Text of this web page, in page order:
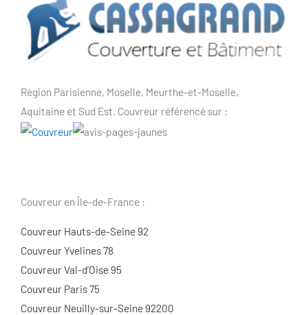
Région Parisienne, Moselle, Meurthe-et-Moselle,
Aquitaine et Sud Est. Couvreur référencé sur :
Couvreur en Île-de-France :
Couvreur Hauts-de-Seine 92
Couvreur Yvelines 78
Couvreur Val-d’Oise 95
Couvreur Paris 75
Couvreur Neuilly-sur-Seine 92200